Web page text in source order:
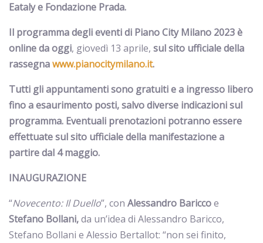
Eataly e Fondazione Prada.
Il programma degli eventi di Piano City Milano 2023 è
online da oggi, giovedì 13 aprile, sul sito ufficiale della
rassegnawww.pianocitymilano.it.
Tutti gli appuntamenti sono gratuiti e a ingresso libero
fino a esaurimento posti, salvo diverse indicazioni sul
programma. Eventuali prenotazioni potranno essere
effettuate sul sito ufficiale della manifestazione a
partire dal 4 maggio.
INAUGURAZIONE
“Novecento: Il Duello”, con Alessandro Bariccoe
Stefano Bollani,da un’idea di Alessandro Baricco,
Stefano Bollani e Alessio Bertallot: “non sei finito,